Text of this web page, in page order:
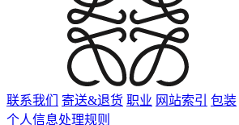
联系我们 寄送&退货 职业 网站索引 包装
个人信息处理规则